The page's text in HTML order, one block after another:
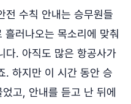
전 수칙 안내는 승무원들
러나오는 목소리에 맞춰
다. 아직도 많은 항공사가
. 하지만 이 시간 동안 승
고, 안내를 듣고 난 뒤에